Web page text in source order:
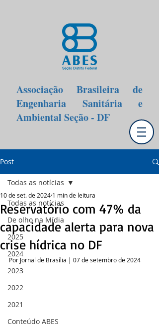
Associação Brasileira de
Engenharia Sanitária e
Ambiental Seção - DF
Post
Todas as notícias
De olho na Mídia
2025
2024
2023
2022
2021
Conteúdo ABES
Todas as notícias
Reservatório com 47% da
capacidade alerta para nova
crise hídrica no DF
10 de set. de 2024 1 min de leitura
Por Jornal de Brasília | 07 de setembro de 2024